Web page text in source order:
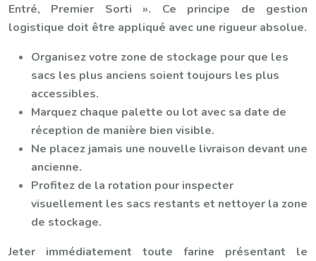
Entré, Premier Sorti ». Ce principe de gestion
logistique doit être appliqué avec une rigueur absolue.
Organisez votre zone de stockage pour que les
sacs les plus anciens soient toujours les plus
accessibles.
Marquez chaque palette ou lot avec sa date de
réception de manière bien visible.
Ne placez jamais une nouvelle livraison devant une
ancienne.
Profitez de la rotation pour inspecter
visuellement les sacs restants et nettoyer la zone
de stockage.
Jeter immédiatement toute farine présentant le